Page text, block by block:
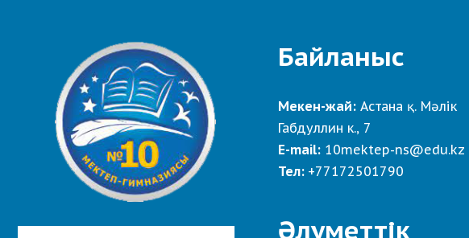
Байланыс
Мекен-жай: Астана қ. Мәлік
Габдуллин к., 7
E-mail: 10mektep-ns@edu.kz
Тел: +77172501790
Әлуметтік